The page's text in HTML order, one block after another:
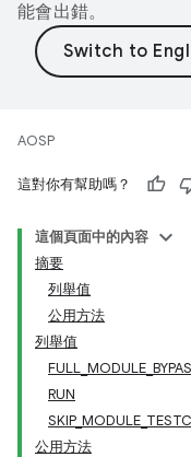
能會出錯。
AOSP
這對你有幫助嗎？
這個頁面中的內容
摘要
列舉值
公用方法
列舉值
RUN
公用方法